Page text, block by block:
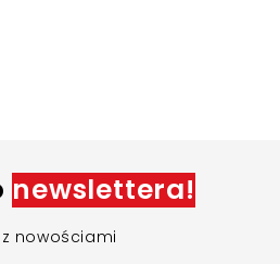
newslettera!
nowościami